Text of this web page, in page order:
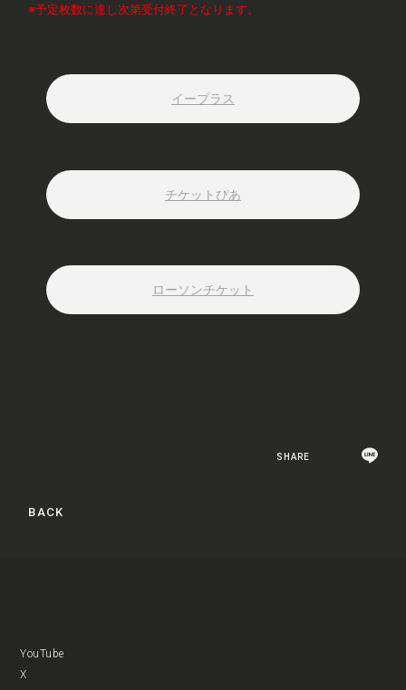
※予定枚数に達し次第受付終了となります。
イープラス
チケットぴあ
ローソンチケット
SHARE
BACK
YouTube
X